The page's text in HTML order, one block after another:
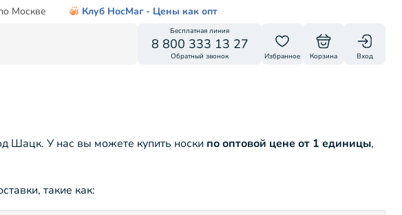
Москве Клуб НосМаг - Цены как опт
Бесплатная линия
8 800 333 13 27
Обратный звонок Избранное Корзина Вход
Шацк. У нас вы можете купить носки по оптовой цене от 1 единицы,
такие как: